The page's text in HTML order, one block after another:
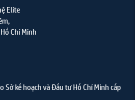
Elite
Chí Minh
Sở kế hoạch và Đầu tư Hồ Chí Minh cấp